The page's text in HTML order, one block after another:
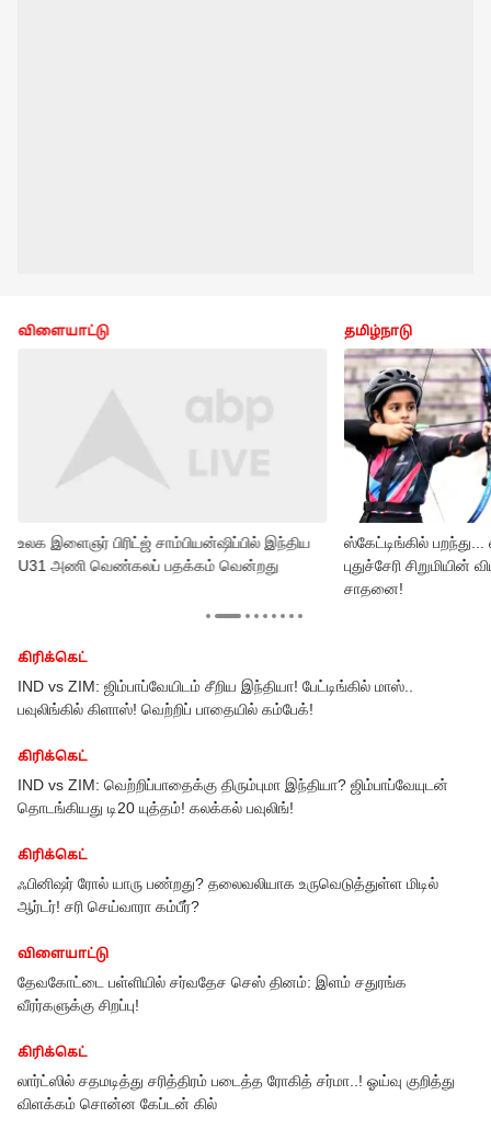
விளையாட்டு
உலக இளைஞர் பிரிட்ஜ் சாம்பியன்ஷிப்பில் இந்திய
U31 அணி வெண்கலப் பதக்கம் வென்றது
தமிழ்நாடு
ஸ்கேட்டிங்கில்
புதுச்சேரி
சாதனை!
கிரிக்கெட்
IND vs ZIM: ஜிம்பாப்வேயிடம் சீறிய இந்தியா! பேட்டிங்கில் மாஸ்..
பவுலிங்கில் கிளாஸ்! வெற்றிப் பாதையில் கம்பேக்!
கிரிக்கெட்
IND vs ZIM: வெற்றிப்பாதைக்கு திரும்புமா இந்தியா? ஜிம்பாப்வேயுடன்
தொடங்கியது டி20 யுத்தம்! கலக்கல் பவுலிங்!
கிரிக்கெட்
ஃபினிஷர் ரோல் யாரு பண்றது? தலைவலியாக உருவெடுத்துள்ள மிடில்
ஆர்டர்! சரி செய்வாரா கம்பீர்?
விளையாட்டு
தேவகோட்டை பள்ளியில் சர்வதேச செஸ் தினம்: இளம் சதுரங்க
வீரர்களுக்கு சிறப்பு!
கிரிக்கெட்
லார்ட்ஸில் சதமடித்து சரித்திரம் படைத்த ரோகித் சர்மா..! ஓய்வு குறித்து
விளக்கம் சொன்ன கேப்டன் கில்